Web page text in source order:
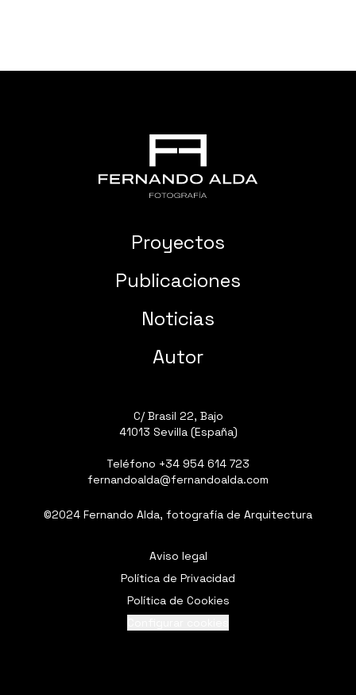
Proyectos
Publicaciones
Noticias
Autor
C/ Brasil 22, Bajo
41013 Sevilla (España)
Teléfono +34 954 614 723
fernandoalda@fernandoalda.com
©2024 Fernando Alda, fotografía de Arquitectura
Aviso legal
Política de Privacidad
Política de Cookies